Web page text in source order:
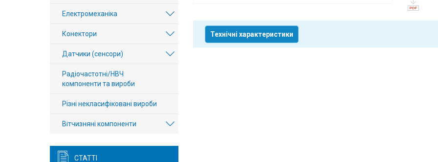
Контакти
Доставка
Підтримка
Технічні характеристики
Електромеханіка
Конектори
Датчики (сенсори)
Радіочастотні/НВЧ
компоненти та вироби
Різні некласифіковані вироби
Вітчизняні компоненти
СТАТТІ